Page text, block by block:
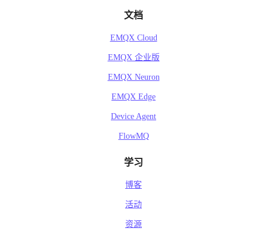
  node: "emqx@127.0.0.1"
  cluster_name: "emqxcl"
文档
EMQX Cloud
EMQX 企业版
EMQX Neuron
EMQX Edge
Device Agent
FlowMQ
学习
博客
活动
资源